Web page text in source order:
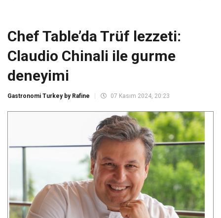
Chef Table’da Trüf lezzeti:
Claudio Chinali ile gurme
deneyimi
Gastronomi Turkey by Rafine 07 Kasım 2024, 20:23